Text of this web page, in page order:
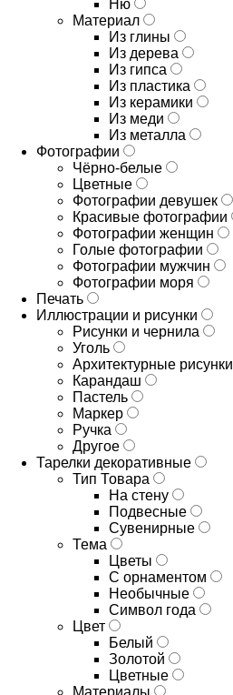
Ню
Материал
Из глины
Из дерева
Из гипса
Из пластика
Из керамики
Из меди
Из металла
Фотографии
Чёрно-белые
Цветные
Фотографии девушек
Красивые фотографии
Фотографии женщин
Голые фотографии
Фотографии мужчин
Фотографии моря
Печать
Иллюстрации и рисунки
Рисунки и чернила
Уголь
Архитектурные рисунки
Карандаш
Пастель
Маркер
Ручка
Другое
Тарелки декоративные
Тип Товара
На стену
Подвесные
Сувенирные
Тема
Цветы
С орнаментом
Необычные
Символ года
Цвет
Белый
Золотой
Цветные
Материалы